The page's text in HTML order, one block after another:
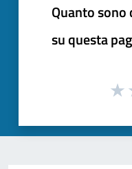
Quanto
su questa